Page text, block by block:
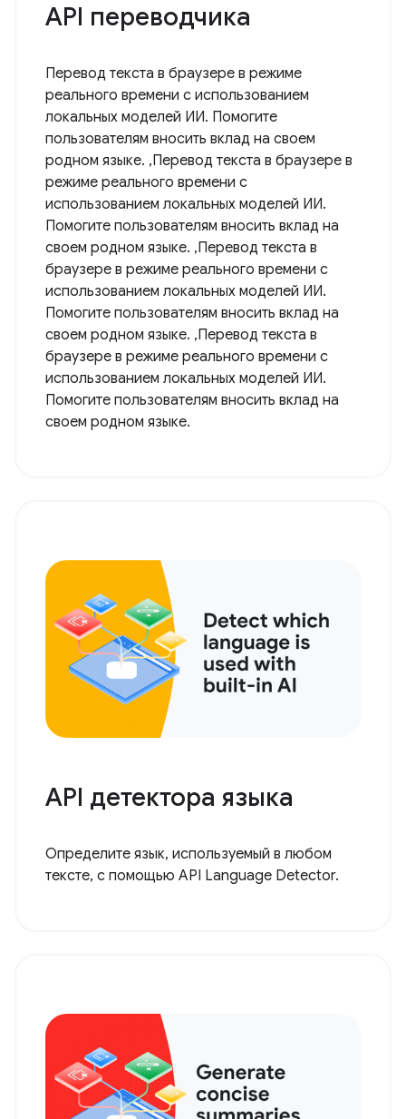
API переводчика
Перевод текста в браузере в режиме
реального времени с использованием
локальных моделей ИИ. Помогите
пользователям вносить вклад на своем
родном языке. ,Перевод текста в браузере в
режиме реального времени с
использованием локальных моделей ИИ.
Помогите пользователям вносить вклад на
своем родном языке. ,Перевод текста в
браузере в режиме реального времени с
использованием локальных моделей ИИ.
Помогите пользователям вносить вклад на
своем родном языке. ,Перевод текста в
браузере в режиме реального времени с
использованием локальных моделей ИИ.
Помогите пользователям вносить вклад на
своем родном языке.
API детектора языка
Определите язык, используемый в любом
тексте, с помощью API Language Detector.